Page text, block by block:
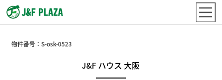
物件番号：S-osk-0523
J&F ハウス 大阪